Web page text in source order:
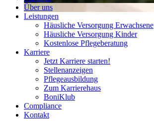
Über uns
Leistungen
Häusliche Versorgung Erwachsene
Häusliche Versorgung Kinder
Kostenlose Pflegeberatung
Karriere
Jetzt Karriere starten!
Stellenanzeigen
Pflegeausbildung
Zum Karrierehaus
BoniKlub
Compliance
Kontakt